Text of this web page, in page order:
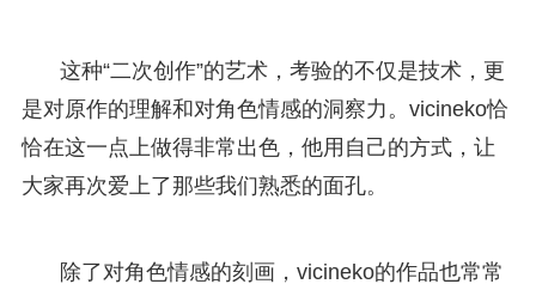
这种“二次创作”的艺术，考验的不仅是技术，更
是对原作的理解和对角色情感的洞察力。vicineko恰
恰在这一点上做得非常出色，他用自己的方式，让
大家再次爱上了那些我们熟悉的面孔。
除了对角色情感的刻画，vicineko的作品也常常